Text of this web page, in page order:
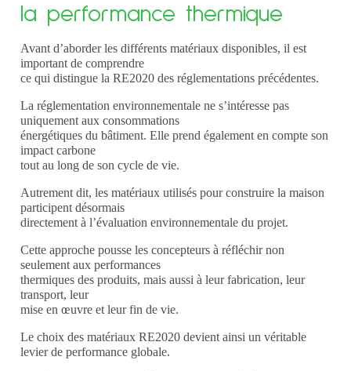
la performance thermique
Avant d’aborder les différents matériaux disponibles, il est
important de comprendre
ce qui distingue la RE2020 des réglementations précédentes.
La réglementation environnementale ne s’intéresse pas
uniquement aux consommations
énergétiques du bâtiment. Elle prend également en compte son
impact carbone
tout au long de son cycle de vie.
Autrement dit, les matériaux utilisés pour construire la maison
participent désormais
directement à l’évaluation environnementale du projet.
Cette approche pousse les concepteurs à réfléchir non
seulement aux performances
thermiques des produits, mais aussi à leur fabrication, leur
transport, leur
mise en œuvre et leur fin de vie.
Le choix des matériaux RE2020 devient ainsi un véritable
levier de performance globale.